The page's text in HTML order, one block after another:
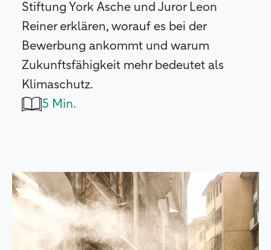
Stiftung York Asche und Juror Leon
Reiner erklären, worauf es bei der
Bewerbung ankommt und warum
Zukunftsfähigkeit mehr bedeutet als
Klimaschutz.
5 Min.